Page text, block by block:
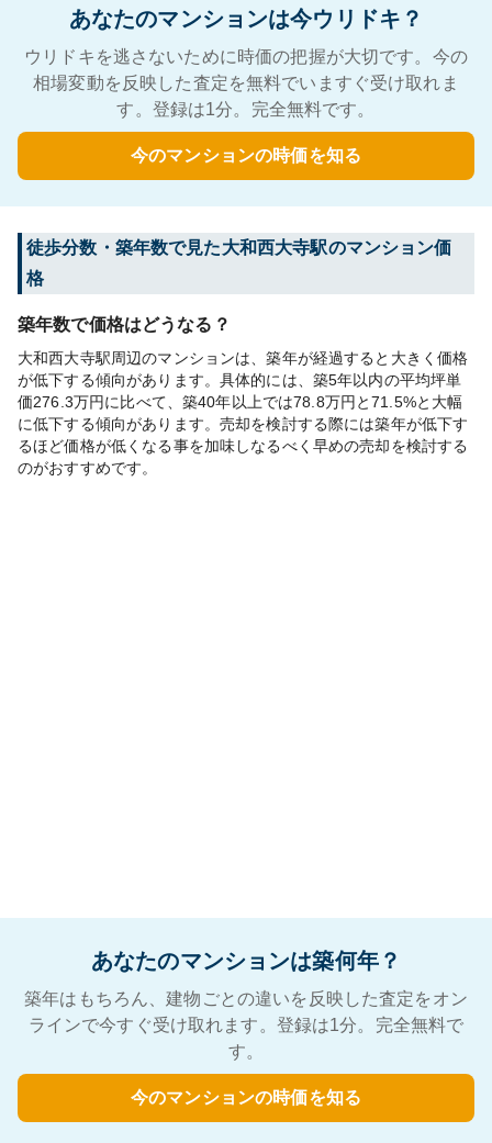
あなたのマンションは今ウリドキ？
ウリドキを逃さないために時価の把握が大切です。今の
相場変動を反映した査定を無料でいますぐ受け取れま
す。登録は1分。完全無料です。
今のマンションの時価を知る
徒歩分数・築年数で見た大和西大寺駅のマンション価
格
築年数で価格はどうなる？
大和西大寺駅周辺のマンションは、築年が経過すると大きく価格
が低下する傾向があります。具体的には、築5年以内の平均坪単
価276.3万円に比べて、築40年以上では78.8万円と71.5%と大幅
に低下する傾向があります。売却を検討する際には築年が低下す
るほど価格が低くなる事を加味しなるべく早めの売却を検討する
のがおすすめです。
あなたのマンションは築何年？
築年はもちろん、建物ごとの違いを反映した査定をオン
ラインで今すぐ受け取れます。登録は1分。完全無料で
す。
今のマンションの時価を知る